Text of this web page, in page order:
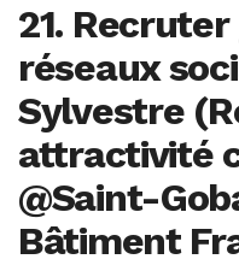
21.
réseaux
Sylvestre
attractivité
@Saint-
Bâtiment